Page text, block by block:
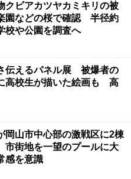
クビアカツヤカミキリの被
園などの桜で確認 半径約
校や公園を調査へ
伝えるパネル展 被爆者の
高校生が描いた絵画も 高
岡山市中心部の激戦区に2棟
街地を一望のプールに大
感を意識